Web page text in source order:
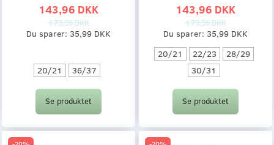
143,96 DKK
179,95 DKK
Du sparer: 35,99 DKK
20/21 36/37
Se produktet
143,96 DKK
179,95 DKK
Du sparer: 35,99 DKK
20/21
22/23
28/29
30/31
Se produktet